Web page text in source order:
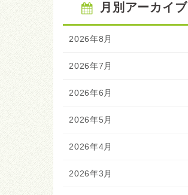
月別アーカイブ
2026年8月
2026年7月
2026年6月
2026年5月
2026年4月
2026年3月